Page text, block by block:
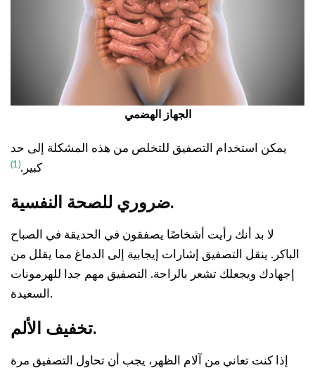
الجهاز الهضمي
يمكن استخدام التصفيق للتخلص من هذه المشكلة إلى حد
كبير.(1)
ضروري للصحة النفسية.
لا بد أنك رأيت أشخاصًا يصفقون في الحديقة في الصباح
الباكر. ينقل التصفيق إشارات إيجابية إلى الدماغ مما يقلل من
إجهادك ويجعلك تشعر بالراحة. التصفيق مهم جدا للهرمونات
السعيدة.
تخفيف الألم.
إذا كنت تعاني من آلام الظهر، يجب أن تحاول التصفيق مرة